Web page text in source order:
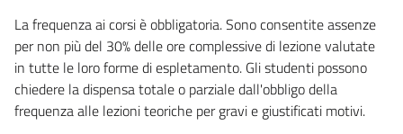
La frequenza ai corsi è obbligatoria. Sono consentite assenze
per non più del 30% delle ore complessive di lezione valutate
in tutte le loro forme di espletamento. Gli studenti possono
chiedere la dispensa totale o parziale dall'obbligo della
frequenza alle lezioni teoriche per gravi e giustificati motivi.